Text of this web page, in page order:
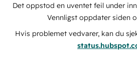
Det oppstod en uventet feil under
Vennligst oppdater siden
Hvis problemet vedvarer, kan du